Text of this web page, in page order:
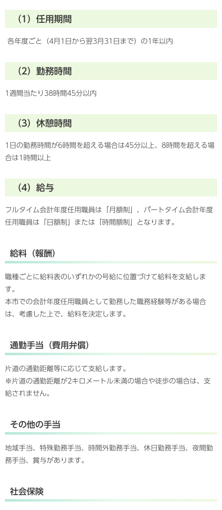
（1）任用期間
各年度ごと（4月1日から翌3月31日まで）の1年以内
（2）勤務時間
1週間当たり38時間45分以内
（3）休憩時間
1日の勤務時間が6時間を超える場合は45分以上、8時間を超える場
合は1時間以上
（4）給与
フルタイム会計年度任用職員は「月額制」、パートタイム会計年度
任用職員は「日額制」または「時間額制」となります。
給料（報酬）
職種ごとに給料表のいずれかの号給に位置づけて給料を支給しま
す。
本市での会計年度任用職員として勤務した職務経験等がある場合
は、考慮した上で、給料を決定します。
通勤手当（費用弁償）
片道の通勤距離等に応じて支給します。
※片道の通勤距離が2キロメートル未満の場合や徒歩の場合は、支
給されません。
その他の手当
地域手当、特殊勤務手当、時間外勤務手当、休日勤務手当、夜間勤
務手当、賞与があります。
社会保険